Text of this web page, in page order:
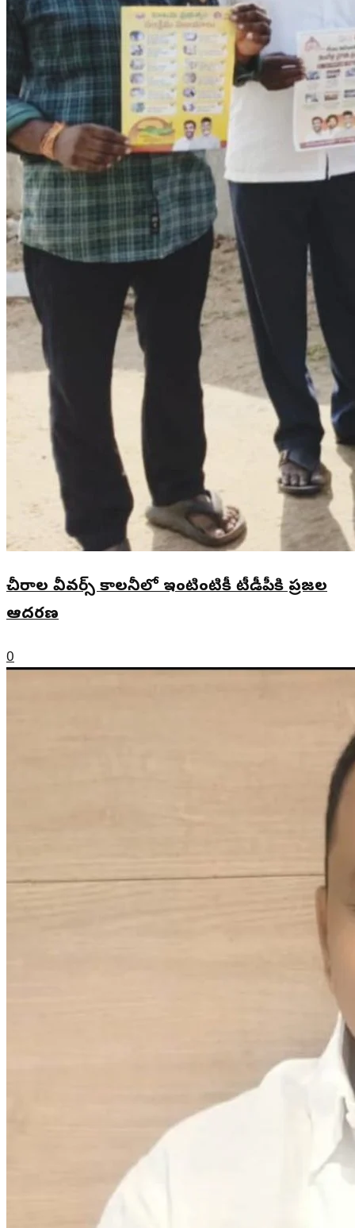
చీరాల వీవర్స్ కాలనీలో ఇంటింటికీ టీడీపీకి ప్రజల
ఆదరణ
0